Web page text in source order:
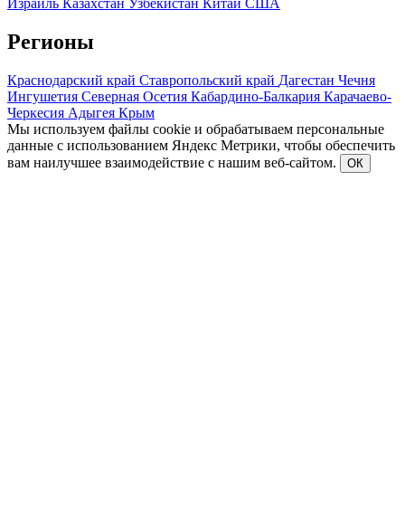
Израиль Казахстан Узбекистан Китай США
Регионы
Краснодарский край Ставропольский край Дагестан Чечня
Ингушетия Северная Осетия Кабардино-Балкария Карачаево-
Черкесия Адыгея Крым
Мы используем файлы cookie и обрабатываем персональные
данные с использованием Яндекс Метрики, чтобы обеспечить
вам наилучшее взаимодействие с нашим веб-сайтом.
ОК